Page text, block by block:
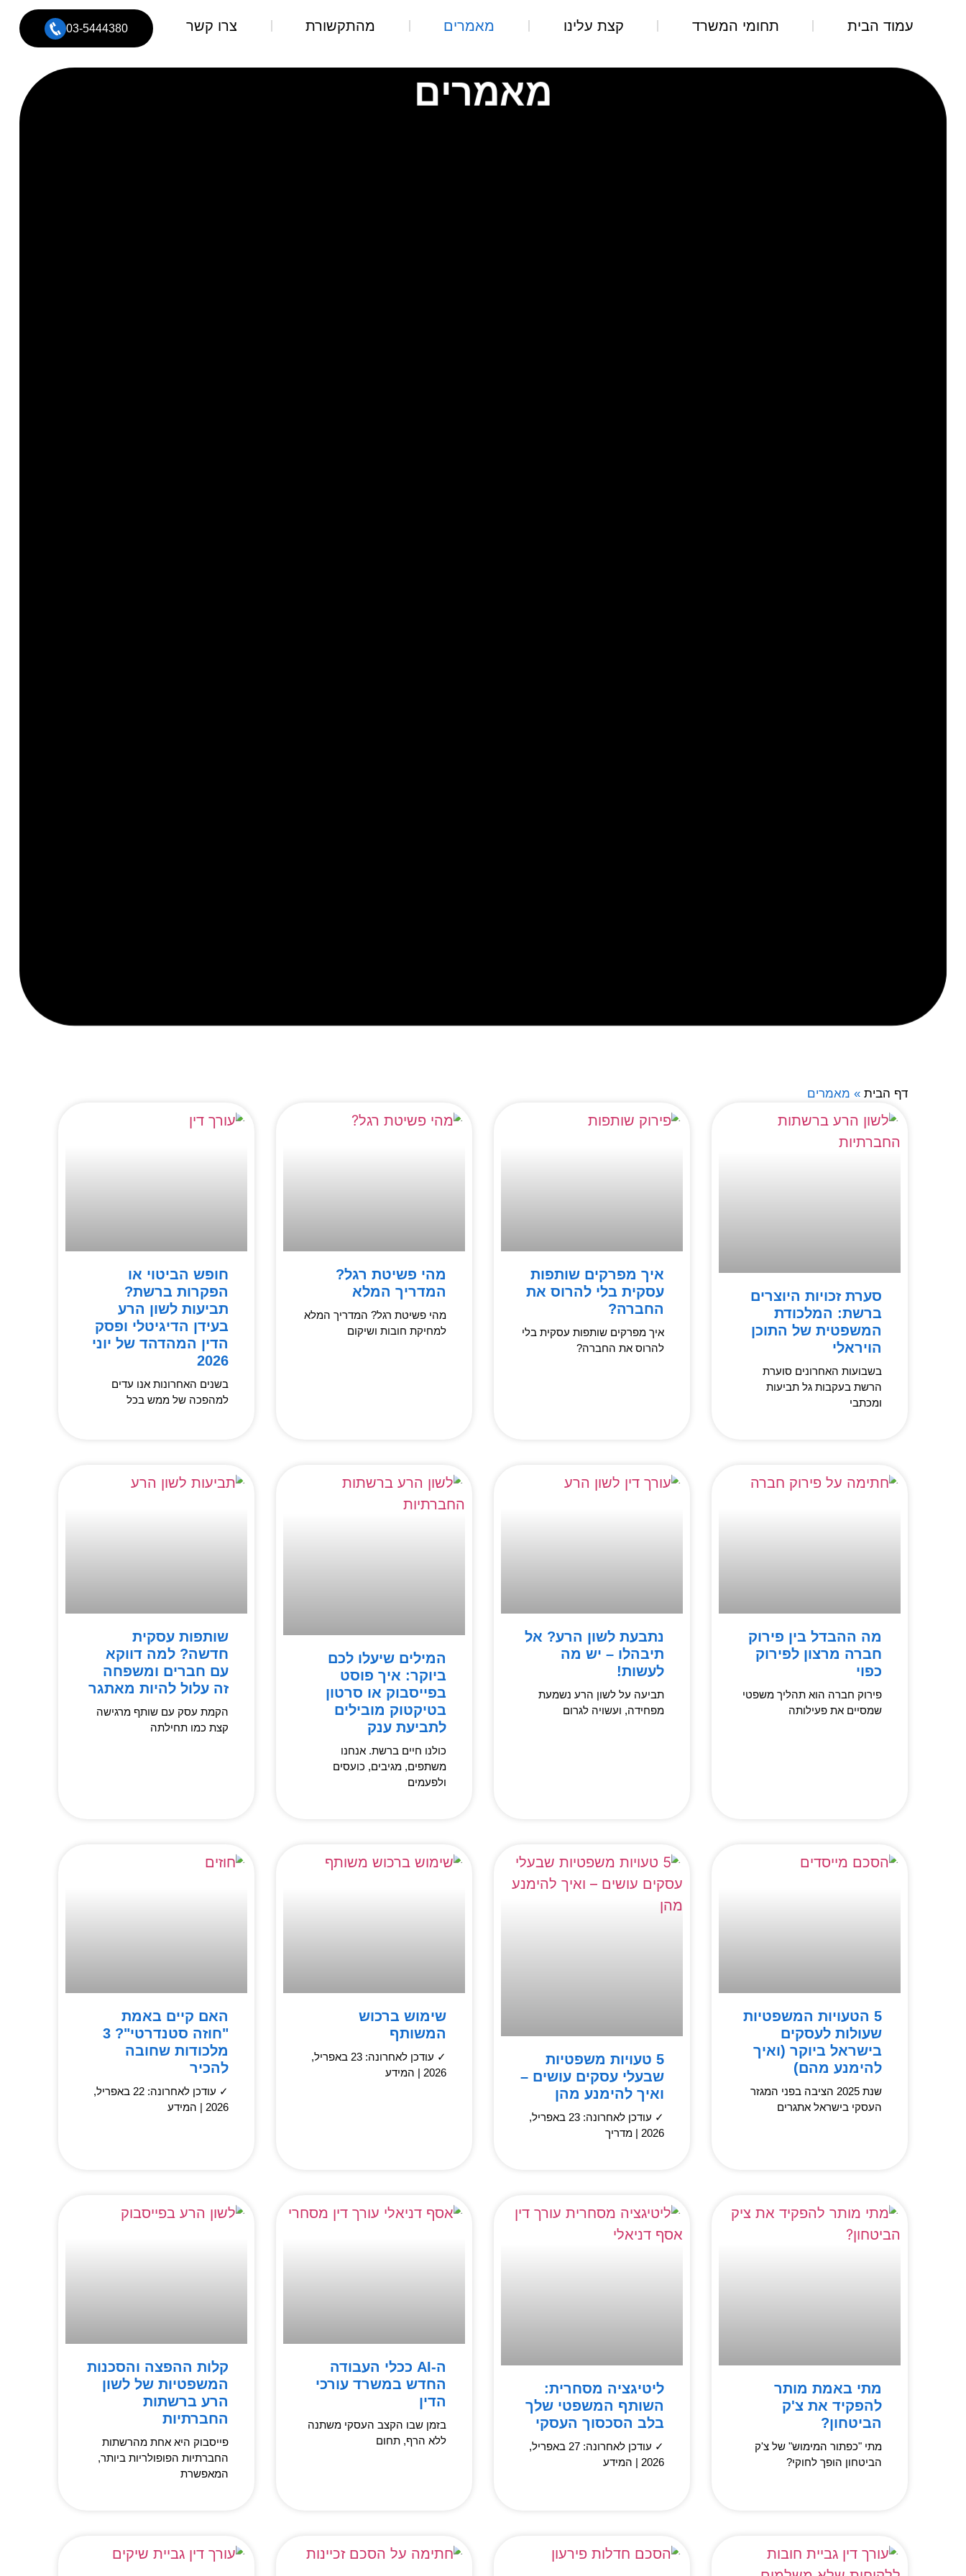
עמוד הבית תחומי המשרד קצת עלינו מאמרים מהתקשורת צרו קשר 03-5444380
מאמרים
דף הבית» מאמרים
סערת זכויות היוצרים
ברשת: המלכודת
המשפטית של התוכן
הויראלי
בשבועות האחרונים סוערת
הרשת בעקבות גל תביעות
ומכתבי
איך מפרקים שותפות
עסקית בלי להרוס את
החברה?
איך מפרקים שותפות עסקית בלי
להרוס את החברה?
מהי פשיטת רגל?
המדריך המלא
מהי פשיטת רגל? המדריך המלא
למחיקת חובות ושיקום
חופש הביטוי או
הפקרות ברשת?
תביעות לשון הרע
בעידן הדיגיטלי ופסק
הדין המהדהד של יוני
2026
בשנים האחרונות אנו עדים
למהפכה של ממש בכל
מה ההבדל בין פירוק
חברה מרצון לפירוק
כפוי
פירוק חברה הוא תהליך משפטי
שמסיים את פעילותה
נתבעת לשון הרע? אל
תיבהלו – יש מה
לעשות!
תביעה על לשון הרע נשמעת
מפחידה, ועשויה לגרום
המילים שיעלו לכם
ביוקר: איך פוסט
בפייסבוק או סרטון
בטיקטוק מובילים
לתביעת ענק
כולנו חיים ברשת. אנחנו
משתפים, מגיבים, כועסים
ולפעמים
שותפות עסקית
חדשה? למה דווקא
עם חברים ומשפחה
זה עלול להיות מאתגר
הקמת עסק עם שותף מרגישה
קצת כמו תחילתה
5 הטעויות המשפטיות
שעולות לעסקים
בישראל ביוקר (ואיך
להימנע מהם)
שנת 2025 הציבה בפני המגזר
העסקי בישראל אתגרים
5 טעויות משפטיות
שבעלי עסקים עושים –
ואיך להימנע מהן
✓ עודכן לאחרונה: 23 באפריל,
2026 | מדריך
שימוש ברכוש
המשותף
✓ עודכן לאחרונה: 23 באפריל,
2026 | המידע
האם קיים באמת
"חוזה סטנדרטי"? 3
מלכודות שחובה
להכיר
✓ עודכן לאחרונה: 22 באפריל,
2026 | המידע
מתי באמת מותר
להפקיד את צ'ק
הביטחון?
מתי "כפתור המימוש" של צ'ק
הביטחון הופך לחוקי?
ליטיגציה מסחרית:
השותף המשפטי שלך
בלב הסכסוך העסקי
✓ עודכן לאחרונה: 27 באפריל,
2026 | המידע
ה-AI ככלי העבודה
החדש במשרד עורכי
הדין
בזמן שבו הקצב העסקי משתנה
ללא הרף, תחום
קלות ההפצה והסכנות
המשפטיות של לשון
הרע ברשתות
החברתיות
פייסבוק היא אחת מהרשתות
החברתיות הפופולריות ביותר,
המאפשרת